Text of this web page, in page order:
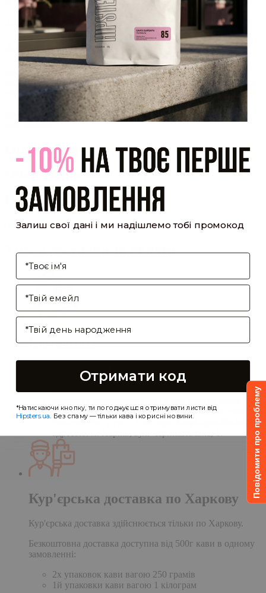
Повідомити про проблему
Закрити
Акаунт створено
Ви зареєструвалися на сайті Hipster.coffeeroasters і вже
можете користуватися особистим кабінетом, щоб отримувати
знижки та відстежувати історію замовлень!
мій профіль
Оптовий прайс
[cf7form cf7key="wholesale-popup"]
Обсмажування кави
[cf7form cf7key="roasting-popup"]
Умови доставки та оплати
Самовивіз
Самовивіз дає Вам можливість оформити
замовлення на сайті, а забрати його в нашій
кав'ярні. Деталі:
протягом однієї доби після обробки замовлення;
Чекаємо Вас у гості в кав'ярні
за
Кур'єрська доставка по Харкову
Кур'єрська доставка здійснюється тільки по Харкову.
Безкоштовна доставка доступна від 500г кави в одному
замовленні:
2х упаковок кави вагою 250 грамів
1й упаковки кави вагою 1 кілограм
Залиш свої дані і ми надішлемо тобі промокод
І'мя
Enter your email address
Birthday
Отримати код
*Натискаючи кнопку, ти погоджуєшся отримувати листи від
Hipsters.ua. Без спаму — тільки кава і корисні новини.